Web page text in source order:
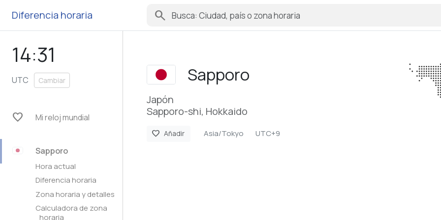
Diferencia horaria search
14:31
UTC Cambiar
favorite Mi reloj mundial
Sapporo
Hora actual
Diferencia horaria
Zona horaria y detalles
Calculadora de zona
horaria
Sapporo
Japón
Sapporo-shi, Hokkaido
favorite Añadir Asia/Tokyo UTC+9